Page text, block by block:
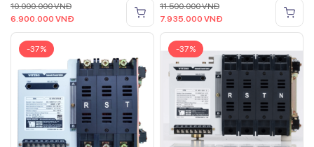
10.000.000VNĐ
6.900.000 VNĐ
11.500.000VNĐ
7.935.000 VNĐ
-37% -37%